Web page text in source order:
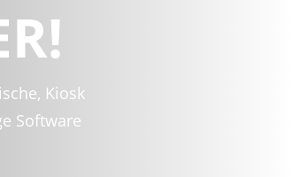
Kiosk
Software